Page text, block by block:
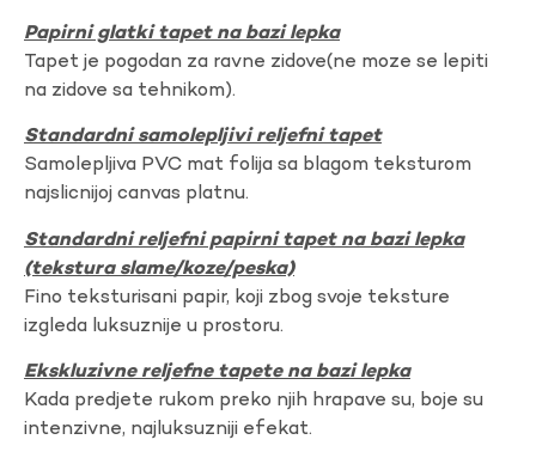
Papirni glatki tapet na bazi lepka
Tapet je pogodan za ravne zidove(ne moze se lepiti
na zidove sa tehnikom).
Standardni samolepljivi reljefni tapet
Samolepljiva PVC mat folija sa blagom teksturom
najslicnijoj canvas platnu.
Standardni reljefni papirni tapet na bazi lepka
(tekstura slame/koze/peska)
Fino teksturisani papir, koji zbog svoje teksture
izgleda luksuznije u prostoru.
Ekskluzivne reljefne tapete na bazi lepka
Kada predjete rukom preko njih hrapave su, boje su
intenzivne, najluksuzniji efekat.